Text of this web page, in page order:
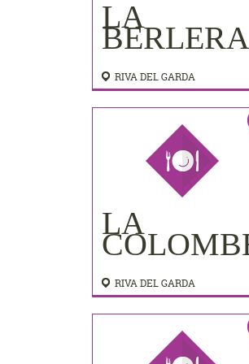
LA
BERLERA
RIVA DEL GARDA
LA
RIVA DEL GARDA